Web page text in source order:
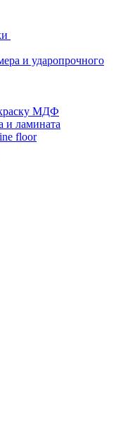
и ударопрочного
МДФ
и ламината
floor